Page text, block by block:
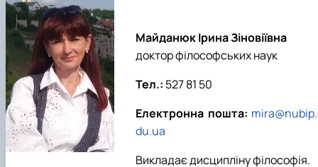
Майданюк Ірина Зіновіївна
доктор філософських наук
Тел.: 527 81 50
Електронна пошта:
du.ua
Викладає дисципліну філософія.